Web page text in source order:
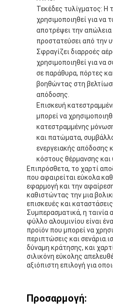
Ταινία υφασμάτων
Αντιμέτωπο φύλλο
Ύφασμα φίμπεργκλας
Scrim φύλλων αλουμινίου
Ταινία αγωγών υφασμάτων
Το διπλάσιο πλαισίωσε
Κολλητική ταινία της PET
Ρίψη επένδυσης ακρίβειας
Ηλεκτρική πίνακα
Τεκέδες τυλίγματος: Η
χρησιμοποιηθεί για να
αποτρέψει την
προστατεύσει από την
Σφραγίζει διαρροές
χρησιμοποιηθεί για να
σε παράθυρα, πόρτες
βοηθώντας στη
απόδοσης.
Επισκευή
μπορεί να
κατεστραμμένης
και πατώματα,
ενεργειακής απόδοσης
κόστους θέρμανσης και
Επιπρόσθετα, το χαρτί
που αφαιρείται εύκολα
εφαρμογή και την
καθιστώντας την μια
επισκευές και
Συμπερασματικά, η ταινία
φύλλο αλουμινίου είναι
προϊόν που μπορεί να
περιπτώσεις και
δύναμη κράτησης, και
σιλικόνη εύκολης
αξιόπιστη επιλογή για
Προσαρμογή: